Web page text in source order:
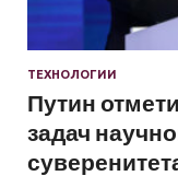
ТЕХНОЛОГИИ
Путин
задач